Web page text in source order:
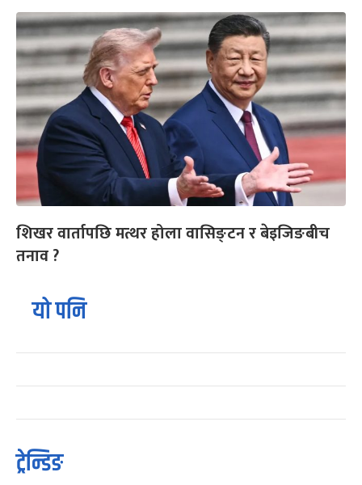
शिखर वार्तापछि मत्थर होला वासिङ्टन र बेइजिङबीच
तनाव ?
यो पनि
ट्रेन्डिङ